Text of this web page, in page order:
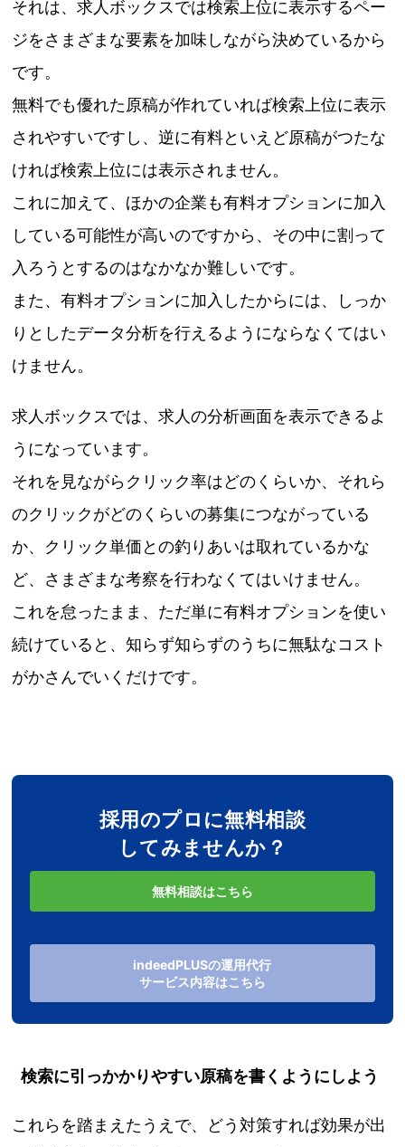
それは、求人ボックスでは検索上位に表示するペー
ジをさまざまな要素を加味しながら決めているから
です。
無料でも優れた原稿が作れていれば検索上位に表示
されやすいですし、逆に有料といえど原稿がつたな
ければ検索上位には表示されません。
これに加えて、ほかの企業も有料オプションに加入
している可能性が高いのですから、その中に割って
入ろうとするのはなかなか難しいです。
また、有料オプションに加入したからには、しっか
りとしたデータ分析を行えるようにならなくてはい
けません。
求人ボックスでは、求人の分析画面を表示できるよ
うになっています。
それを見ながらクリック率はどのくらいか、それら
のクリックがどのくらいの募集につながっている
か、クリック単価との釣りあいは取れているかな
ど、さまざまな考察を行わなくてはいけません。
これを怠ったまま、ただ単に有料オプションを使い
続けていると、知らず知らずのうちに無駄なコスト
がかさんでいくだけです。
採用のプロに無料相談
してみませんか？
無料相談はこちら
indeedPLUSの運用代行
サービス内容はこちら
検索に引っかかりやすい原稿を書くようにしよう
これらを踏まえたうえで、どう対策すれば効果が出